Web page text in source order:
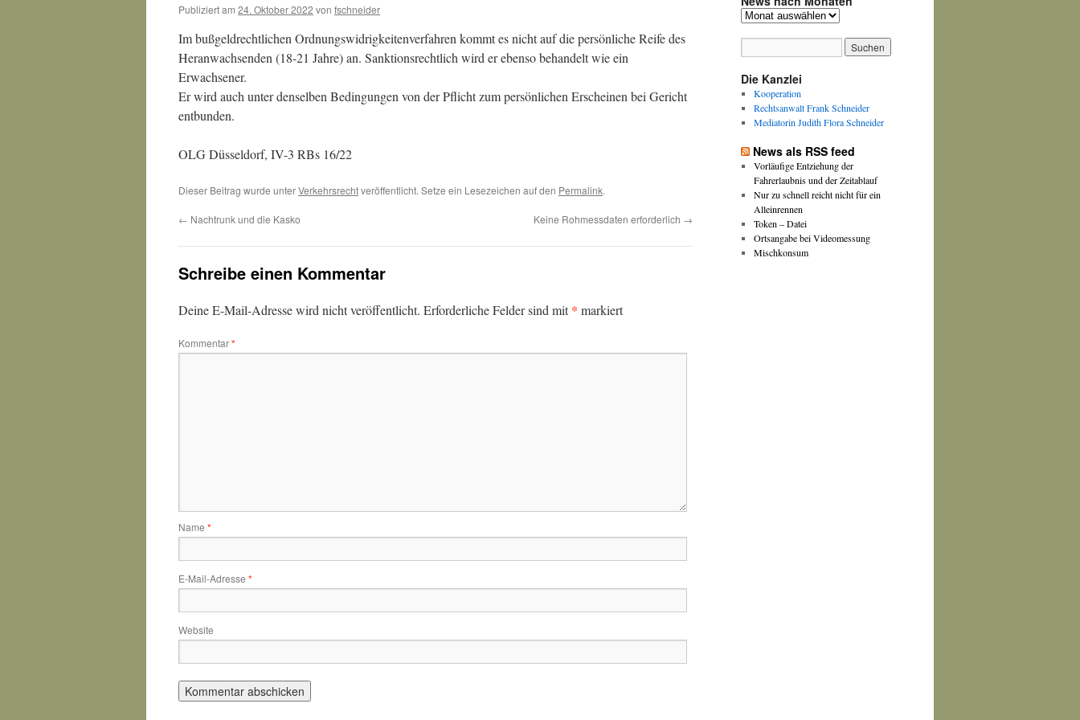
Publiziert am 24. Oktober 2022 von fschneider
Im bußgeldrechtlichen Ordnungswidrigkeitenverfahren kommt es nicht auf die persönliche Reife des
Heranwachsenden (18-21 Jahre) an. Sanktionsrechtlich wird er ebenso behandelt wie ein
Erwachsener.
Er wird auch unter denselben Bedingungen von der Pflicht zum persönlichen Erscheinen bei Gericht
entbunden.
OLG Düsseldorf, IV-3 RBs 16/22
Dieser Beitrag wurde unterVerkehrsrechtveröffentlicht. Setze ein Lesezeichen auf den Permalink.
← Nachtrunk und die Kasko Keine Rohmessdaten erforderlich →
Schreibe einen Kommentar
Deine E-Mail-Adresse wird nicht veröffentlicht. Erforderliche Felder sind mit* markiert
Kommentar*
Name *
E-Mail-Adresse *
Website
News
Die Kanzlei
Kooperation
Rechtsanwalt Frank Schneider
Mediatorin Judith Flora Schneider
News als RSS feed
Vorläufige Entziehung der
Fahrerlaubnis und der Zeitablauf
Nur zu schnell reicht nicht für ein
Alleinrennen
Token – Datei
Ortsangabe bei Videomessung
Mischkonsum